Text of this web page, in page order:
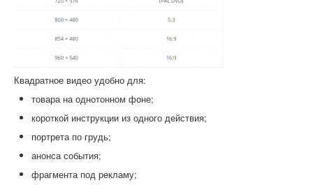
Квадратное видео удобно для:
товара на однотонном фоне;
короткой инструкции из одного действия;
портрета по грудь;
анонса события;
фрагмента под рекламу;